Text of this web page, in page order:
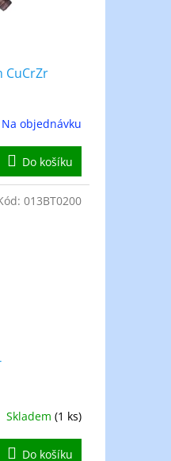
CuCrZr
Na objednávku
Do košíku
Skladem (1 ks)
Do košíku
013BT0200